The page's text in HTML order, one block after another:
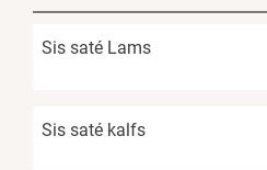
Sis saté Lams
Sis saté kalfs